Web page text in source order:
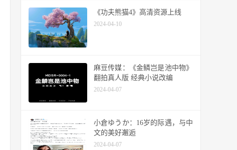
《功夫熊猫4》高清资源上线
2024-04-10
麻豆传媒：《金鳞岂是池中物》
翻拍真人版 经典小说改编
2024-04-07
小倉ゆうか：16岁的际遇，与中
文的美好邂逅
2024-04-07